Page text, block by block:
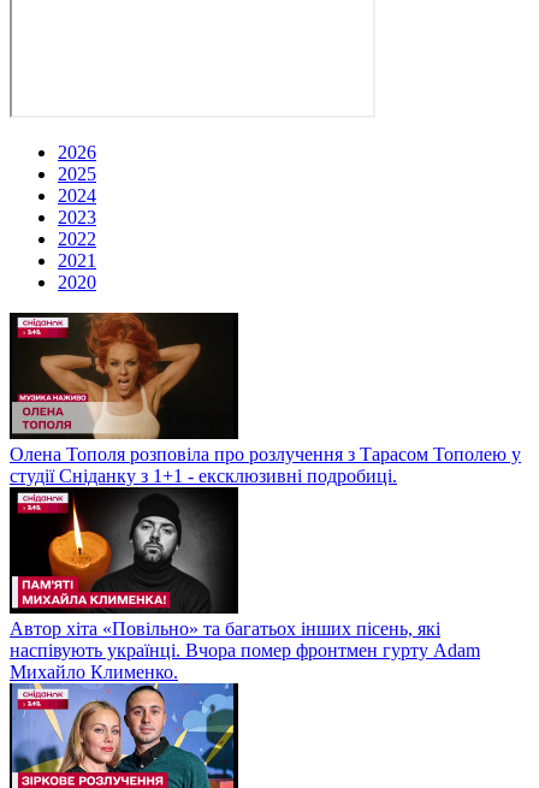
2026
2025
2024
2023
2022
2021
2020
Олена Тополя розповіла про розлучення з Тарасом Тополею у
студії Сніданку з 1+1 - ексклюзивні подробиці.
Автор хіта «Повільно» та багатьох інших пісень, які
наспівують українці. Вчора помер фронтмен гурту Adam
Михайло Клименко.